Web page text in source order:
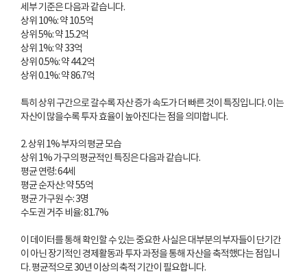
세부 기준은 다음과 같습니다.
상위 10%: 약 10.5억
상위 5%: 약 15.2억
상위 1%: 약 33억
상위 0.5%: 약 44.2억
상위 0.1%: 약 86.7억
특히 상위 구간으로 갈수록 자산 증가 속도가 더 빠른 것이 특징입니다. 이는
자산이 많을수록 투자 효율이 높아진다는 점을 의미합니다.
2. 상위 1% 부자의 평균 모습
상위 1% 가구의 평균적인 특징은 다음과 같습니다.
평균 연령: 64세
평균 순자산: 약 55억
평균 가구원 수: 3명
수도권 거주 비율: 81.7%
이 데이터를 통해 확인할 수 있는 중요한 사실은 대부분의 부자들이 단기간
이 아닌 장기적인 경제활동과 투자 과정을 통해 자산을 축적했다는 점입니
다. 평균적으로 30년 이상의 축적 기간이 필요합니다.